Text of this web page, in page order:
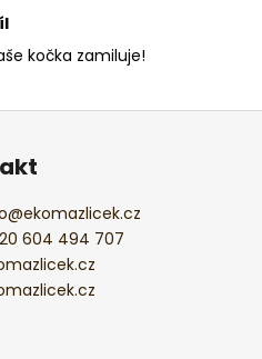
kočka zamiluje!
@ekomazlicek.cz
604 494 707